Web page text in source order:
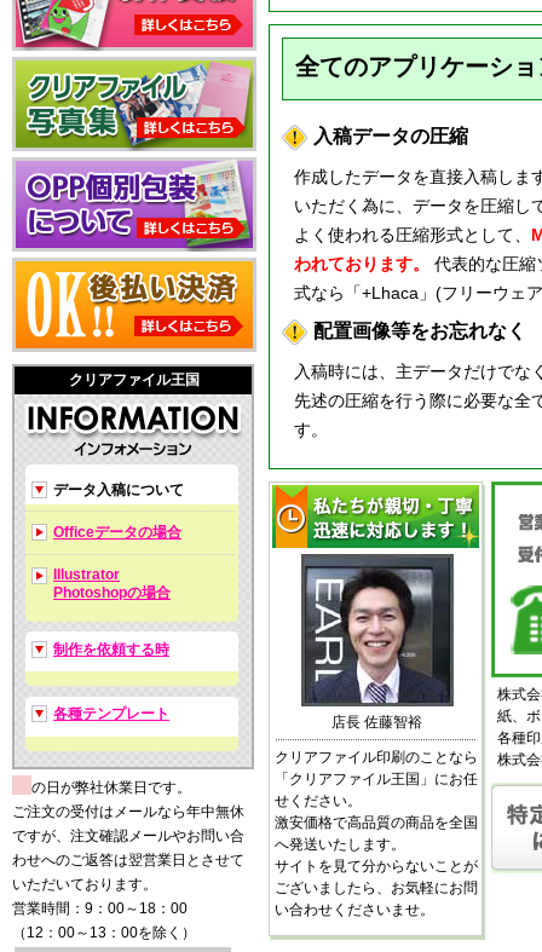
クリアファイル王国
データ入稿について
Officeデータの場合
Illustrator
Photoshopの場合
制作を依頼する時
各種テンプレート
の日が弊社休業日です。
ご注文の受付はメールなら年中無休
ですが、注文確認メールやお問い合
わせへのご返答は翌営業日とさせて
いただいております。
営業時間：9：00～18：00
（12：00～13：00を除く）
全てのアプリケーシ
入稿データの圧縮
作成したデータを直接入稿しま
いただく為に、データを圧縮し
よく使われる圧縮形式として、
われております。
代表的な圧縮
式なら「+Lhaca」(フリーウェ
配置画像等をお忘れなく
入稿時には、主データだけでな
先述の圧縮を行う際に必要な全
す。
店長 佐藤智裕
クリアファイル印刷のことなら
「クリアファイル王国」にお任
せください。
激安価格で高品質の商品を全国
へ発送いたします。
サイトを見て分からないことが
ございましたら、お気軽にお問
い合わせくださいませ。
株式
紙、
各種
株式